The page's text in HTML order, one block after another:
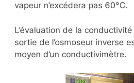
vapeur n’excédera pas 60°C.
L’évaluation de la conductivité
sortie de l’osmoseur inverse
moyen d’un conductivimètre.